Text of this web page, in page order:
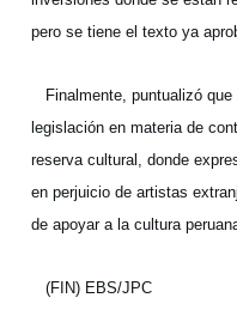
pero se tiene el texto ya
Finalmente, puntualizó
legislación en materia de
reserva cultural, donde
en perjuicio de artistas
de apoyar a la cultura
(FIN) EBS/JPC